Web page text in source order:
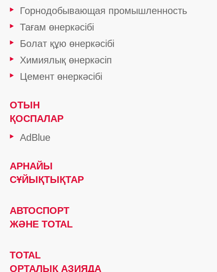
Горнодобывающая промышленность
Тағам өнеркәсібі
Болат құю өнеркәсібі
Химиялық өнеркәсіп
Цемент өнеркәсібі
ОТЫН
ҚОСПАЛАР
AdBlue
АРНАЙЫ
СҰЙЫҚТЫҚТАР
АВТОСПОРТ
ЖӘНЕ TOTAL
TOTAL
ОРТАЛЫҚ АЗИЯДА